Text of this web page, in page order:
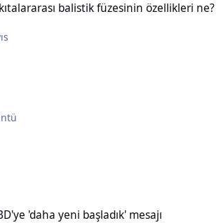
balistik füzesinin özellikleri ne?
'daha yeni başladık' mesajı